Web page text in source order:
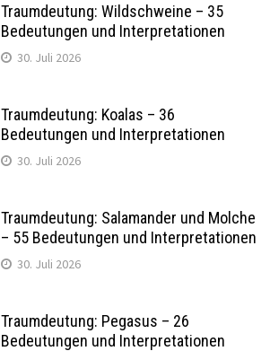
Traumdeutung: Wildschweine – 35
Bedeutungen und Interpretationen
30. Juli 2026
Traumdeutung: Koalas – 36
Bedeutungen und Interpretationen
30. Juli 2026
Traumdeutung: Salamander und Molche
– 55 Bedeutungen und Interpretationen
30. Juli 2026
Traumdeutung: Pegasus – 26
Bedeutungen und Interpretationen